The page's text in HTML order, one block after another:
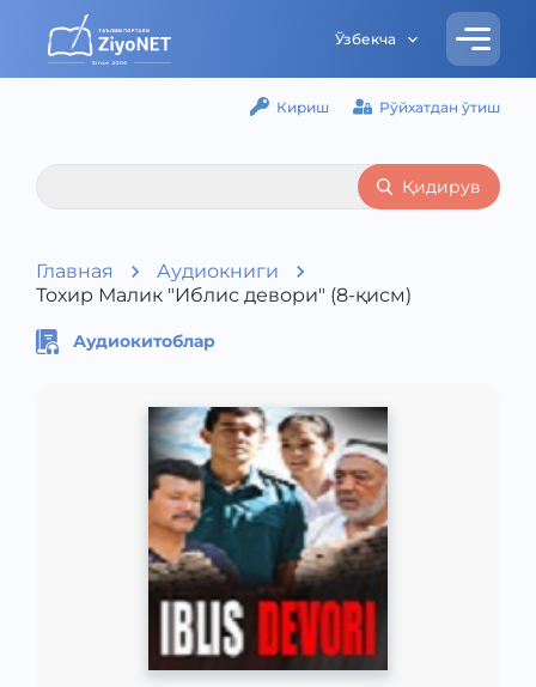
Ўзбекча
Кириш Рўйхатдан ўтиш
Қидирув
Главная
Аудиокниги
Тохир Малик "Иблис девори" (8-қисм)
Аудиокитоблар